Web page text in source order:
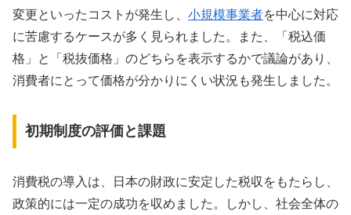
変更といったコストが発生し、 小規模事業者を中心に対応
に苦慮するケースが多く見られました。また、「税込価
格」と「税抜価格」のどちらを表示するかで議論があり、
消費者にとって価格が分かりにくい状況も発生しました。
初期制度の評価と課題
消費税の導入は、日本の財政に安定した税収をもたらし、
政策的には一定の成功を収めました。しかし、社会全体の